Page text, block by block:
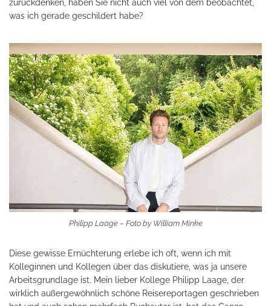
zurückdenken, haben Sie nicht auch viel von dem beobachtet,
was ich gerade geschildert habe?
Philipp Laage – Foto by William Minke
Diese gewisse Ernüchterung erlebe ich oft, wenn ich mit
Kolleginnen und Kollegen über das diskutiere, was ja unsere
Arbeitsgrundlage ist. Mein lieber Kollege Philipp Laage, der
wirklich außergewöhnlich schöne Reisereportagen geschrieben